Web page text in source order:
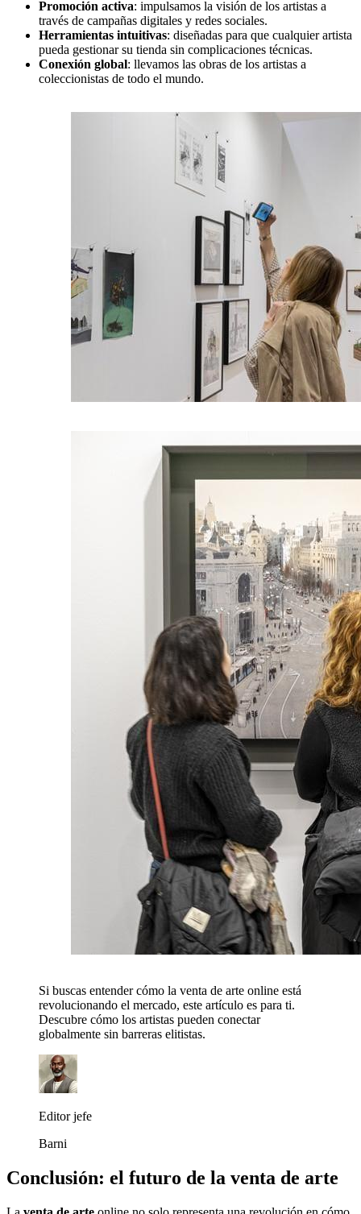
Promoción activa: impulsamos la visión de los artistas a
través de campañas digitales y redes sociales.
Herramientas intuitivas: diseñadas para que cualquier artista
pueda gestionar su tienda sin complicaciones técnicas.
Conexión global: llevamos las obras de los artistas a
coleccionistas de todo el mundo.
Si buscas entender cómo la venta de arte online está
revolucionando el mercado, este artículo es para ti.
Descubre cómo los artistas pueden conectar
globalmente sin barreras elitistas.
Editor jefe
Barni
Conclusión: el futuro de la venta de arte